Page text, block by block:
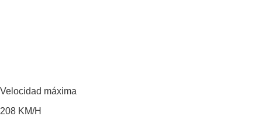
Velocidad máxima
208 KM/H